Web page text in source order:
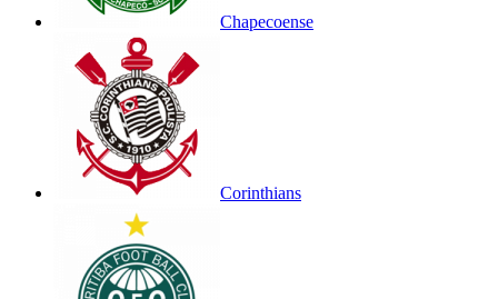
Chapecoense
Corinthians